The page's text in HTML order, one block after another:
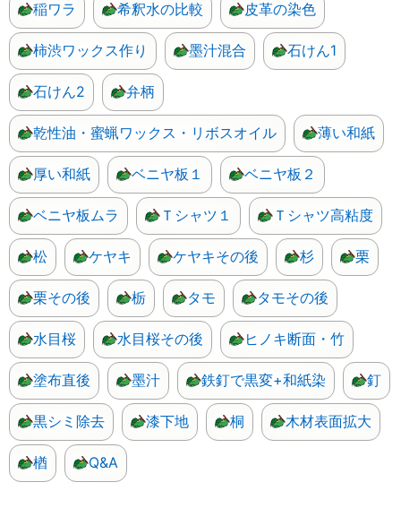
稲ワラ 希釈水の比較 皮革の染色
柿渋ワックス作り 墨汁混合 石けん1
石けん2 弁柄
乾性油・蜜蝋ワックス・リボスオイル 薄い和紙
厚い和紙 ベニヤ板１ ベニヤ板２
ベニヤ板ムラ Ｔシャツ１ Ｔシャツ高粘度
松 ケヤキ ケヤキその後 杉 栗
栗その後 栃 タモ タモその後
水目桜 水目桜その後 ヒノキ断面・竹
塗布直後 墨汁 鉄釘で黒変+和紙染 釘
黒シミ除去 漆下地 桐 木材表面拡大
楢 Q&A